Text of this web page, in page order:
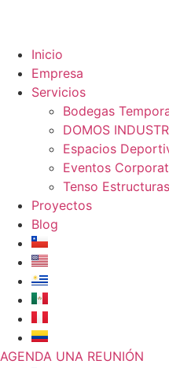
Inicio
Empresa
Servicios
Bodegas
DOMOS
Espacios
Eventos
Tenso Estructuras
Proyectos
Blog
AGENDA UNA REUNIÓN